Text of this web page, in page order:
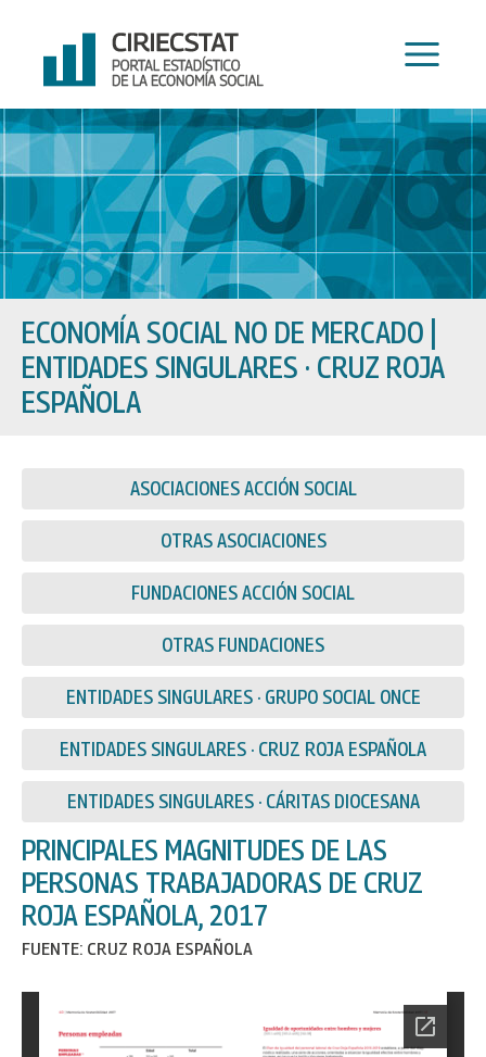
contenido
ECONOMÍA SOCIAL NO DE MERCADO
ENTIDADES SINGULARES · CRUZ ROJA
ESPAÑOLA
ASOCIACIONES ACCIÓN SOCIAL
OTRAS ASOCIACIONES
FUNDACIONES ACCIÓN SOCIAL
OTRAS FUNDACIONES
ENTIDADES SINGULARES · GRUPO SOCIAL ONCE
ENTIDADES SINGULARES · CRUZ ROJA ESPAÑOLA
ENTIDADES SINGULARES · CÁRITAS DIOCESANA
PRINCIPALES MAGNITUDES DE LAS
PERSONAS TRABAJADORAS DE CRUZ
ROJA ESPAÑOLA, 2017
FUENTE: CRUZ ROJA ESPAÑOLA